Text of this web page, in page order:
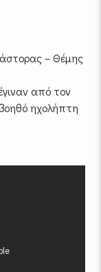
– Θέμης
από τον
ηχολήπτη